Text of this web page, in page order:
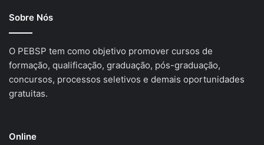
Sobre Nós
O PEBSP tem como objetivo promover cursos de
formação, qualificação, graduação, pós-graduação,
concursos, processos seletivos e demais oportunidades
gratuitas.
Online